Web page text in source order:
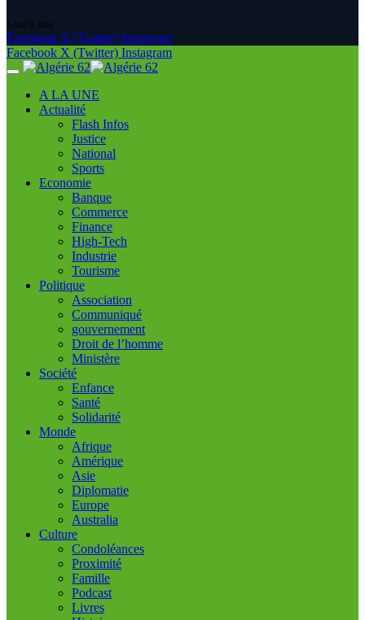
6 AOÛT 2026
Facebook X (Twitter) Instagram
Facebook X (Twitter) Instagram
A LA UNE
Actualité
Flash Infos
Justice
National
Sports
Economie
Banque
Commerce
Finance
High-Tech
Industrie
Tourisme
Politique
Association
Communiqué
gouvernement
Droit de l’homme
Ministère
Société
Enfance
Santé
Solidarité
Monde
Afrique
Amérique
Asie
Diplomatie
Europe
Australia
Culture
Condoléances
Proximité
Famille
Podcast
Livres